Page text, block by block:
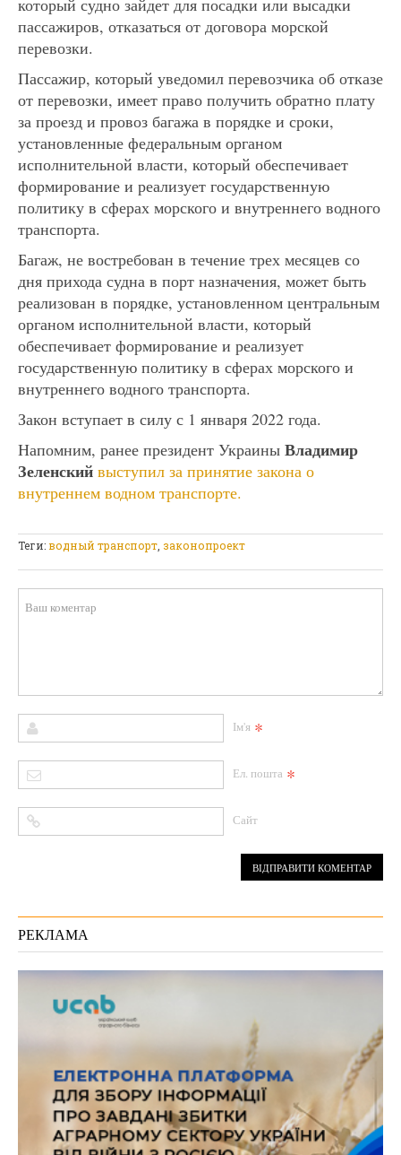
пассажиров, отказаться от договора морской
перевозки.
Пассажир, который уведомил перевозчика об отказе
от перевозки, имеет право получить обратно плату
за проезд и провоз багажа в порядке и сроки,
установленные федеральным органом
исполнительной власти, который обеспечивает
формирование и реализует государственную
политику в сферах морского и внутреннего водного
транспорта.
Багаж, не востребован в течение трех месяцев со
дня прихода судна в порт назначения, может быть
реализован в порядке, установленном центральным
органом исполнительной власти, который
обеспечивает формирование и реализует
государственную политику в сферах морского и
внутреннего водного транспорта.
Закон вступает в силу с 1 января 2022 года.
Напомним, ранее президент Украины Владимир
Зеленский выступил за принятие закона о
внутреннем водном транспорте.
Теги:водный транспорт законопроект
Ім'я *
Ел. пошта *
Сайт
РЕКЛАМА